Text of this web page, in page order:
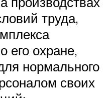
труда,
его охране,
нормального
своих